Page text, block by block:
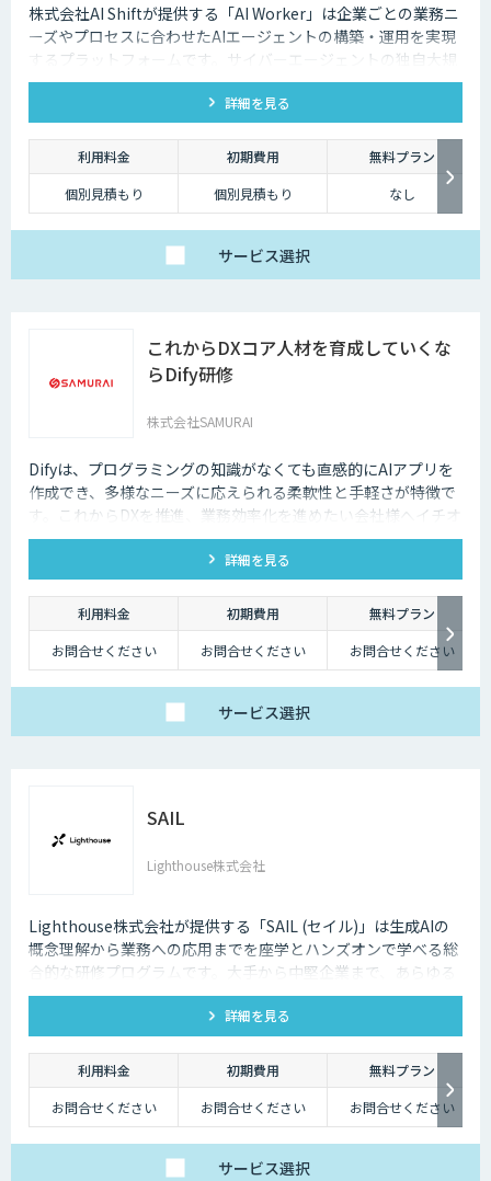
株式会社AI Shiftが提供する「AI Worker」は企業ごとの業務ニ
ーズやプロセスに合わせたAIエージェントの構築・運用を実現
するプラットフォームです。サイバーエージェントの独自大規
模言語モデルの開発知見と、当社の生成AI導入支援の経験を活
かし開発しました。 当社では、AIエージェントの活用戦略か
ら、導入後の運用や定着まで一気通貫でご支援いたしますの
で、お気軽にご相談ください。
詳細を見る
利用料金 初期費用
無料プラン
個別見積もり
個別見積もり なし
サービス選択
これからDXコア人材を育成していくな
らDify研修
株式会社SAMURAI
Difyは、プログラミングの知識がなくても直感的にAIアプリを
作成でき、多様なニーズに応えられる柔軟性と手軽さが特徴で
す。これからDXを推進、業務効率化を進めたい会社様へイチオ
シの研修です。
詳細を見る
利用料金 初期費用
無料プラン
お問合せください
お問合せください お問合せください
サービス選択
SAIL
Lighthouse株式会社
Lighthouse株式会社が提供する「SAIL (セイル)」は生成AIの
概念理解から業務への応用までを座学とハンズオンで学べる総
合的な研修プログラムです。大手から中堅企業まで、あらゆる
業界・業種の企業様にご利用いただけます。
詳細を見る
利用料金 初期費用
無料プラン
お問合せください
お問合せください お問合せください
サービス選択